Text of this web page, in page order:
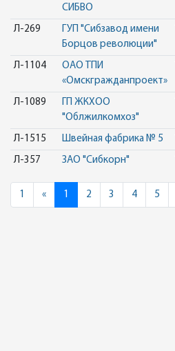
СИБВО
Л-269
ГУП "Сибзавод имени
Борцов революции"
Л-1104
ОАО ТПИ
«Омскгражданпроект»
Л-1089
ГП ЖКХОО
"Облжилкомхоз"
Л-1515 Швейная фабрика № 5
Л-357 ЗАО "Сибкорн"
1 «Previous
1 2 3 4 5